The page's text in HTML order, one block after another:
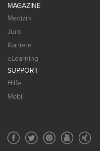
MAGAZINE
Medizin
Jura
Karriere
eLearning
SUPPORT
Hilfe
Mobil